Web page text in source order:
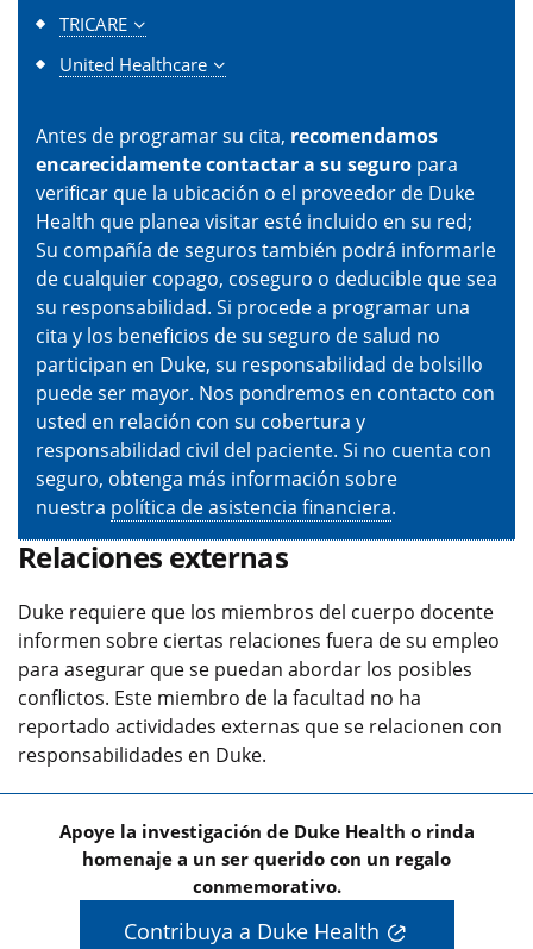
TRICARE
United Healthcare
Antes de programar su cita, recomendamos
encarecidamente contactar a su seguro para
verificar que la ubicación o el proveedor de Duke
Health que planea visitar esté incluido en su red;
Su compañía de seguros también podrá informarle
de cualquier copago, coseguro o deducible que sea
su responsabilidad. Si procede a programar una
cita y los beneficios de su seguro de salud no
participan en Duke, su responsabilidad de bolsillo
puede ser mayor. Nos pondremos en contacto con
usted en relación con su cobertura y
responsabilidad civil del paciente. Si no cuenta con
seguro, obtenga más información sobre
nuestra política de asistencia financiera.
Relaciones externas
Duke requiere que los miembros del cuerpo docente
informen sobre ciertas relaciones fuera de su empleo
para asegurar que se puedan abordar los posibles
conflictos. Este miembro de la facultad no ha
reportado actividades externas que se relacionen con
responsabilidades en Duke.
Apoye la investigación de Duke Health o rinda
homenaje a un ser querido con un regalo
conmemorativo.
Contribuya a Duke Health